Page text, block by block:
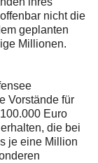
nicht die
geplanten
Millionen.
Vorstände für
Euro
die bei
je eine Million